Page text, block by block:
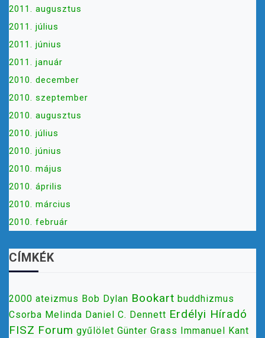
2011. augusztus
2011. július
2011. június
2011. január
2010. december
2010. szeptember
2010. augusztus
2010. július
2010. június
2010. május
2010. április
2010. március
2010. február
CÍMKÉK
2000 ateizmus Bob Dylan Bookart buddhizmus
Csorba Melinda Daniel C. Dennett Erdélyi Híradó
FISZ Forum gyűlölet Günter Grass Immanuel Kant